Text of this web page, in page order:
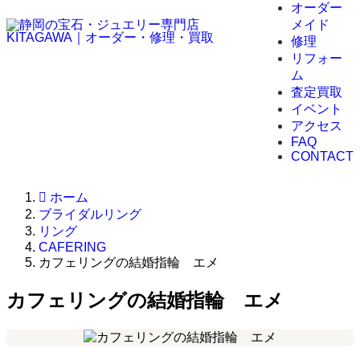
オーダー
メイド
修理
リフォー
ム
査定買取
イベント
アクセス
FAQ
CONTACT
ホーム
ブライダルリング
リング
CAFERING
カフェリングの結婚指輪 エメ
カフェリングの結婚指輪 エメ